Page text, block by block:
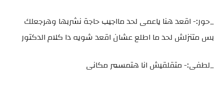
_حور:- اقعد هنا ياعمى لحد مااجيب حاجة نشربها وهرجعلك
بس متنزلش لحد ما اطلع عشان اقعد شويه دا كلام الدكتور
_لطفى:- متقلقيش انا هتمسمر مكانى